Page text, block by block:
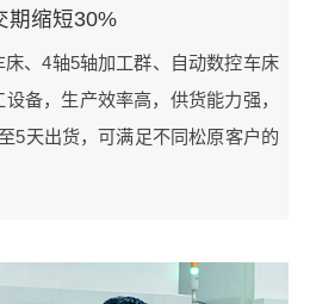
期缩短30%
、4轴5轴加工群、自动数控车床
备，生产效率高，供货能力强，
5天出货，可满足不同松原客户的